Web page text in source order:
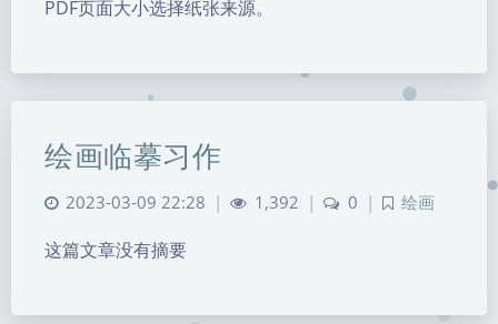
PDF页面大小选择纸张来源。
绘画临摹习作
2023-03-09 22:28 | 1,392 | 0 | 绘画
这篇文章没有摘要